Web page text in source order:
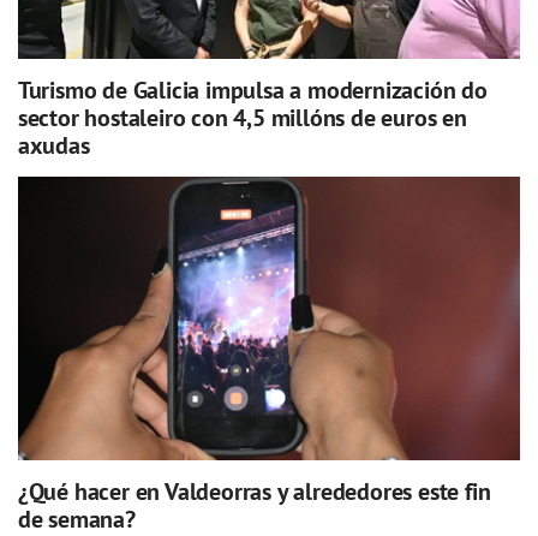
Turismo de Galicia impulsa a modernización do
sector hostaleiro con 4,5 millóns de euros en
axudas
¿Qué hacer en Valdeorras y alrededores este fin
de semana?